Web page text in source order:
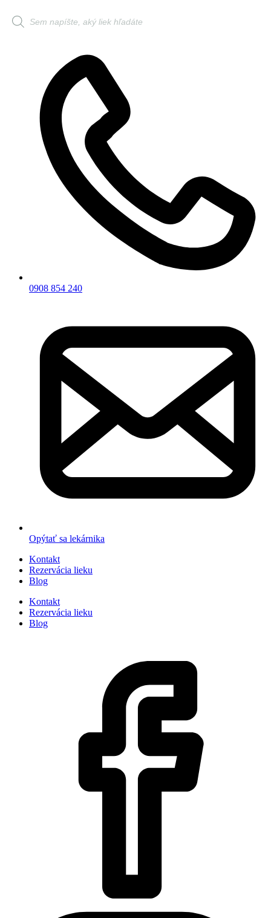
Products
search
0908 854 240
Opýtať sa lekárnika
Kontakt
Rezervácia lieku
Blog
Kontakt
Rezervácia lieku
Blog